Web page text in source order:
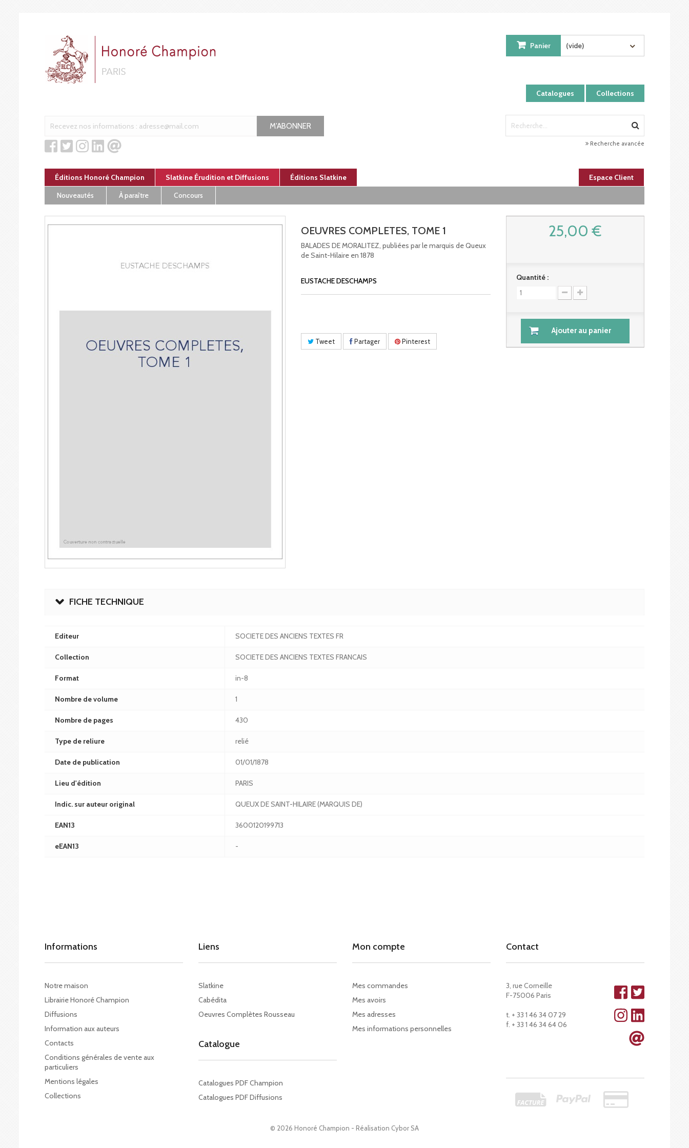
Catalogues Collections
Panier (vide)
M'ABONNER
Recherche avancée
Éditions Honoré Champion Slatkine Érudition et Diffusions Éditions Slatkine
Espace Client
Nouveautés
À paraître Concours
OEUVRES COMPLETES, TOME 1
BALADES DE MORALITEZ, publiées par le marquis de Queux
de Saint-Hilaire en 1878
EUSTACHE DESCHAMPS
Tweet Partager Pinterest
25,00 €
Quantité :
Ajouter au panier
FICHE TECHNIQUE
Editeur SOCIETE DES ANCIENS TEXTES FR
Collection SOCIETE DES ANCIENS TEXTES FRANCAIS
Format in-8
Nombre de volume 1
Nombre de pages 430
Type de reliure relié
Date de publication 01/01/1878
Lieu d'édition PARIS
Indic. sur auteur original QUEUX DE SAINT-HILAIRE (MARQUIS DE)
EAN13 3600120199713
eEAN13 -
Informations
Notre maison
Librairie Honoré Champion
Diffusions
Information aux auteurs
Contacts
Conditions générales de vente aux
particuliers
Mentions légales
Collections
© 2026 Honoré Champion - Réalisation Cybor SA
Liens
Slatkine
Cabédita
Oeuvres Complètes Rousseau
Catalogue
Catalogues PDF Champion
Catalogues PDF Diffusions
Mon compte
Mes commandes
Mes avoirs
Mes adresses
Mes informations personnelles
Contact
3, rue Corneille
F-75006 Paris
t. + 33 1 46 34 07 29
f. + 33 1 46 34 64 06